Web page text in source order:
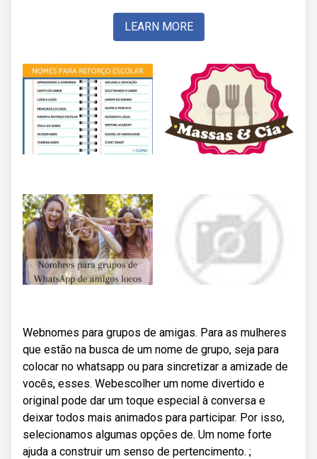
LEARN MORE
Webnomes para grupos de amigas. Para as mulheres
que estão na busca de um nome de grupo, seja para
colocar no whatsapp ou para sincretizar a amizade de
vocês, esses. Webescolher um nome divertido e
original pode dar um toque especial à conversa e
deixar todos mais animados para participar. Por isso,
selecionamos algumas opções de. Um nome forte
ajuda a construir um senso de pertencimento. ;